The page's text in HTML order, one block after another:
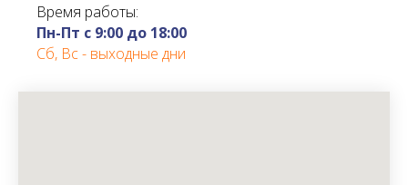
Время работы:
Пн-Пт с 9:00 до 18:00
Сб, Вс - выходные дни